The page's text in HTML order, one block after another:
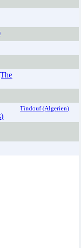
Tindouf (Algerien)